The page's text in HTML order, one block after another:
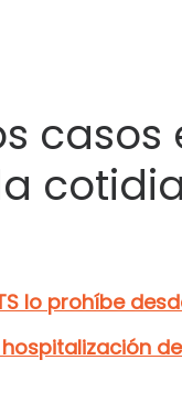
casos
lo prohíbe